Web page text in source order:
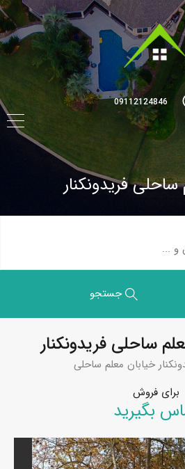
09112124846
ساحلی فریدونکنار
جستجو
ساحلی فریدونکنار
خیابان معلم ساحلی
برای فروش
بگیرید